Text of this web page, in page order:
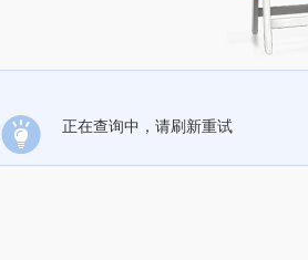
正在查询中，请刷新重试